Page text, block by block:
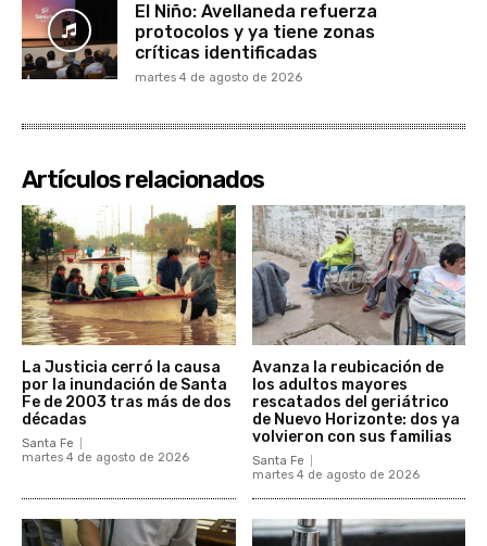
El Niño: Avellaneda refuerza
protocolos y ya tiene zonas
críticas identificadas
martes 4 de agosto de 2026
Artículos relacionados
La Justicia cerró la causa
por la inundación de Santa
Fe de 2003 tras más de dos
décadas
Santa Fe
martes 4 de agosto de 2026
Avanza la reubicación de
los adultos mayores
rescatados del geriátrico
de Nuevo Horizonte: dos ya
volvieron con sus familias
Santa Fe
martes 4 de agosto de 2026